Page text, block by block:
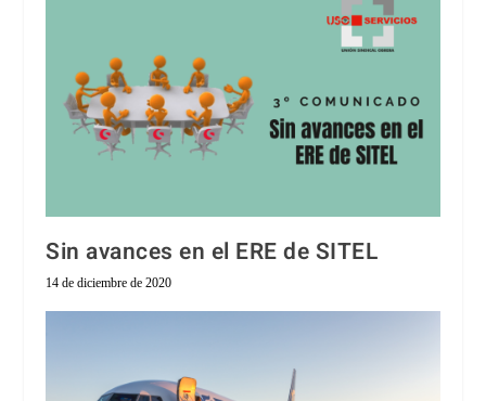
Sin avances en el ERE de SITEL
14 de diciembre de 2020